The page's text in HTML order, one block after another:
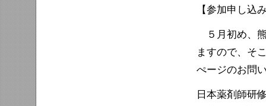
【参加申し込
５月初め、
ますので、そ
ぺージのお問
日本薬剤師研